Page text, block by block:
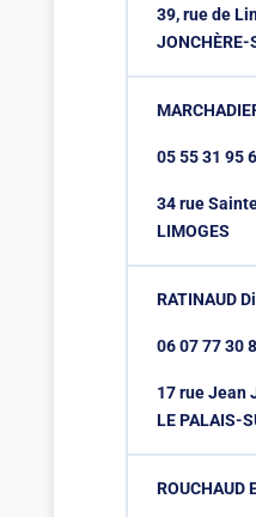
39, rue de
JONCHÈRE-
05 55 31 95
34 rue
LIMOGES
RATINAUD
06 07 77 30
17 rue Jean
LE PALAIS-
ROUCHAUD